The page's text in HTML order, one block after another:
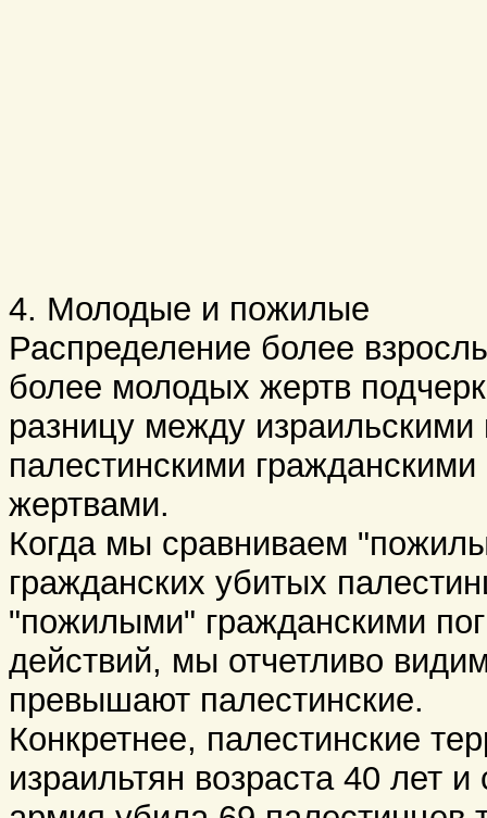
4. Молодые и пожилые
Распределение более
более молодых жертв
разницу между израильскими
палестинскими гражданскими
жертвами.
Когда мы сравниваем
гражданских убитых
"пожилыми" гражданскими
действий, мы отчетливо
превышают палестинские.
Конкретнее, палестинские
израильтян возраста 40 лет